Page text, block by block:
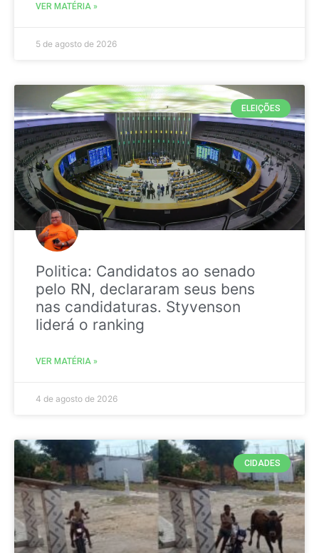
VER MATÉRIA »
5 de agosto de 2026
ELEIÇÕES
Politica: Candidatos ao senado
pelo RN, declararam seus bens
nas candidaturas. Styvenson
liderá o ranking
VER MATÉRIA »
4 de agosto de 2026
CIDADES